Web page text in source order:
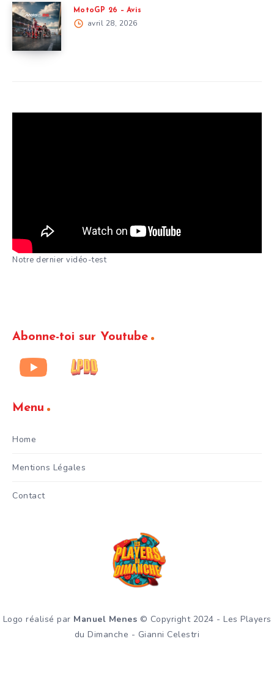
MotoGP 26 – Avis
avril 28, 2026
Notre dernier vidéo-test
Abonne-toi sur Youtube
Menu
Home
Mentions Légales
Contact
Logo réalisé par Manuel Menes © Copyright 2024 - Les Players
du Dimanche - Gianni Celestri